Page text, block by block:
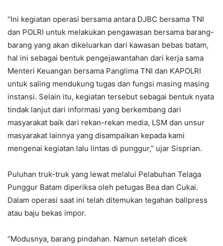
“Ini kegiatan operasi bersama antara DJBC bersama TNI
dan POLRI untuk melakukan pengawasan bersama barang-
barang yang akan dikeluarkan dari kawasan bebas batam,
hal ini sebagai bentuk pengejawantahan dari kerja sama
Menteri Keuangan bersama Panglima TNI dan KAPOLRI
untuk saling mendukung tugas dan fungsi masing masing
instansi. Selain itu, kegiatan tersebut sebagai bentuk nyata
tindak lanjut dari informasi yang berkembang dari
masyarakat baik dari rekan-rekan media, LSM dan unsur
masyarakat lainnya yang disampaikan kepada kami
mengenai kegiatan lalu lintas di punggur,” ujar Sisprian.
Puluhan truk-truk yang lewat melalui Pelabuhan Telaga
Punggur Batam diperiksa oleh petugas Bea dan Cukai.
Dalam operasi saat ini telah ditemukan tegahan ballpress
atau baju bekas impor.
“Modusnya, barang pindahan. Namun setelah dicek